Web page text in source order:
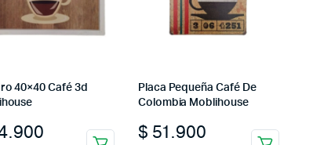
40×40 Café 3d
Placa Pequeña Café De
Colombia Moblihouse
$ 51.900